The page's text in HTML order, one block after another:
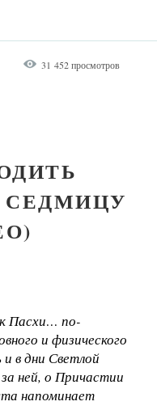
31 452 просмотров
Пасхи… по-
и физического
в дни Светлой
ней, о Причастии
напоминает